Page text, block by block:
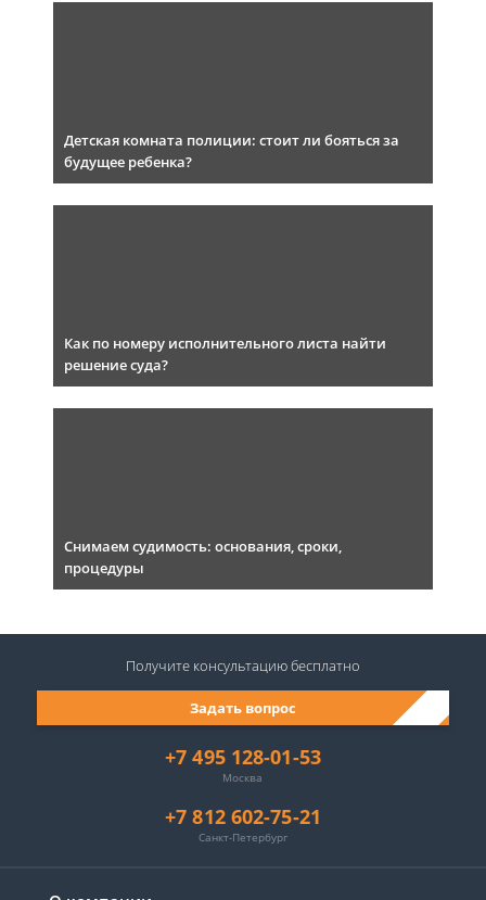
Детская комната полиции: стоит ли бояться за
будущее ребенка?
Как по номеру исполнительного листа найти
решение суда?
Снимаем судимость: основания, сроки,
процедуры
+7 495 128-01-53
Москва
+7 812 602-75-21
Санкт-Петербург
Задать вопрос
Получите консультациюбесплатно